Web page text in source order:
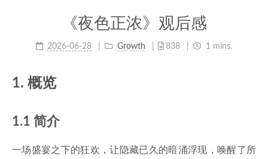
《夜色正浓》观后感
2026-06-28 Growth 838 1 mins.
1. 概览
1.1 简介
一场盛宴之下的狂欢，让隐藏已久的暗涌浮现，唤醒了所